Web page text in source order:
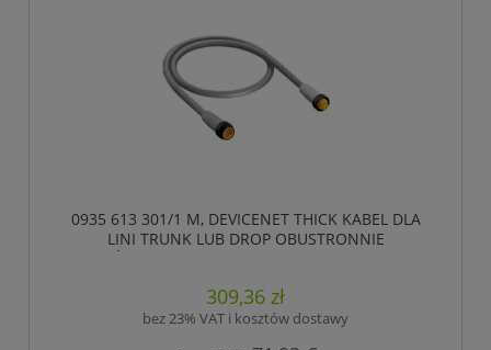
0935 613 301/1 M, DEVICENET THICK KABEL DLA
LINI TRUNK LUB DROP OBUSTRONNIE
ZAKOŃCZONY KONFEKCJONOWANY, 5 POLOWY
ZŁĄCZA ŻEŃSKIEGO PROSTEGO 7/8 ., LUMBERG
AUTOMATION
309,36 zł
bez 23% VAT i kosztów dostawy